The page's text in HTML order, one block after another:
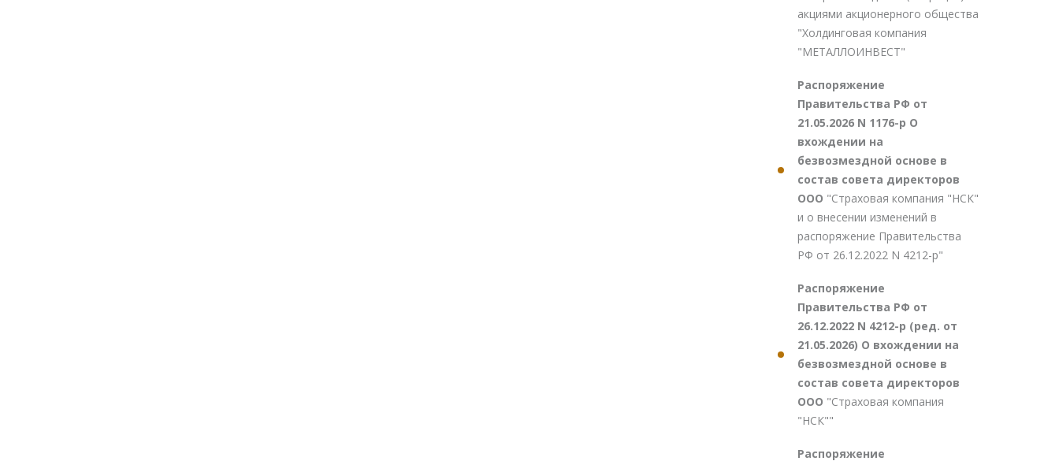
акциями акционерного общества
"Холдинговая компания
"МЕТАЛЛОИНВЕСТ"
Распоряжение
Правительства РФ от
21.05.2026 N 1176-р О
вхождении на
безвозмездной основе в
состав совета директоров
ООО "Страховая компания "НСК"
и о внесении изменений в
распоряжение Правительства
РФ от 26.12.2022 N 4212-р"
Распоряжение
Правительства РФ от
26.12.2022 N 4212-р (ред. от
21.05.2026) О вхождении на
безвозмездной основе в
состав совета директоров
ООО "Страховая компания
"НСК""
Распоряжение